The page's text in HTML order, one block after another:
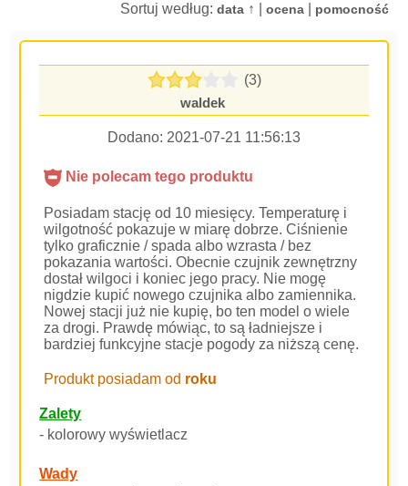
Sortuj według: data↑ | ocena| pomocność
(3)
waldek
Dodano: 2021-07-21 11:56:13
Nie polecam tego produktu
Posiadam stację od 10 miesięcy. Temperaturę i
wilgotność pokazuje w miarę dobrze. Ciśnienie
tylko graficznie / spada albo wzrasta / bez
pokazania wartości. Obecnie czujnik zewnętrzny
dostał wilgoci i koniec jego pracy. Nie mogę
nigdzie kupić nowego czujnika albo zamiennika.
Nowej stacji już nie kupię, bo ten model o wiele
za drogi. Prawdę mówiąc, to są ładniejsze i
bardziej funkcyjne stacje pogody za niższą cenę.
Produkt posiadam od roku
Zalety
- kolorowy wyświetlacz
Wady